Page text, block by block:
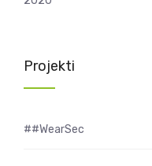
Projekti
##WearSec